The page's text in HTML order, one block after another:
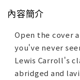
內容簡介
Open the cover
you've never
Lewis Carroll's
abridged and